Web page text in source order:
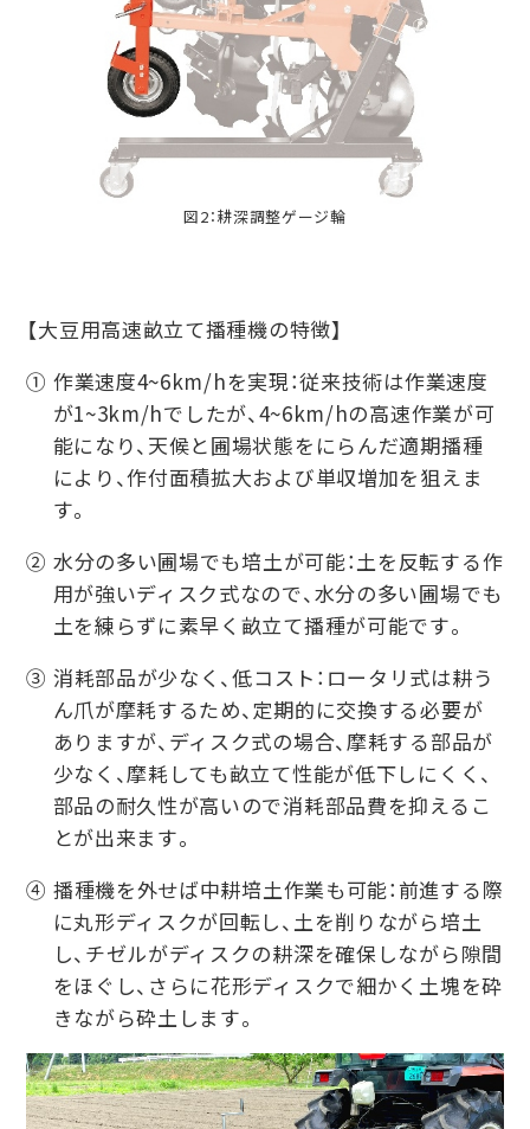
図2：耕深調整ゲージ輪
【大豆用高速畝立て播種機の特徴】
① 作業速度4~6km/hを実現：従来技術は作業速度
が1~3km/hでしたが、4~6km/hの高速作業が可
能になり、天候と圃場状態をにらんだ適期播種
により、作付面積拡大および単収増加を狙えま
す。
② 水分の多い圃場でも培土が可能：土を反転する作
用が強いディスク式なので、水分の多い圃場でも
土を練らずに素早く畝立て播種が可能です。
③ 消耗部品が少なく、低コスト：ロータリ式は耕う
ん爪が摩耗するため、定期的に交換する必要が
ありますが、ディスク式の場合、摩耗する部品が
少なく、摩耗しても畝立て性能が低下しにくく、
部品の耐久性が高いので消耗部品費を抑えるこ
とが出来ます。
④ 播種機を外せば中耕培土作業も可能：前進する際
に丸形ディスクが回転し、土を削りながら培土
し、チゼルがディスクの耕深を確保しながら隙間
をほぐし、さらに花形ディスクで細かく土塊を砕
きながら砕土します。